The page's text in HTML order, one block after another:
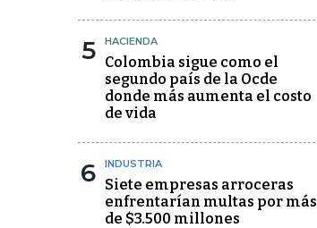
5 HACIENDA
Colombia sigue como el
segundo país de la Ocde
donde más aumenta el costo
de vida
6 INDUSTRIA
Siete empresas arroceras
enfrentarían multas por más
de $3.500 millones